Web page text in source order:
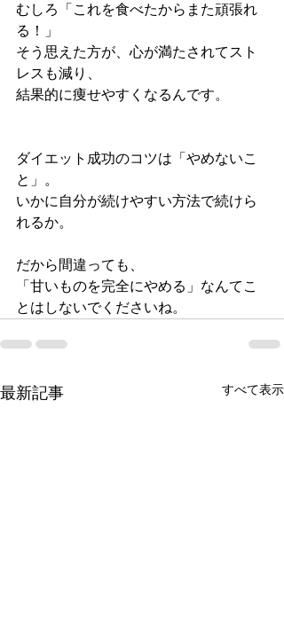
むしろ「これを食べたからまた頑張れ
る！」
そう思えた方が、心が満たされてスト
レスも減り、
結果的に痩せやすくなるんです。
ダイエット成功のコツは「やめないこ
と」。
いかに自分が続けやすい方法で続けら
れるか。
だから間違っても、
「甘いものを完全にやめる」なんてこ
とはしないでくださいね。
最新記事 すべて表示